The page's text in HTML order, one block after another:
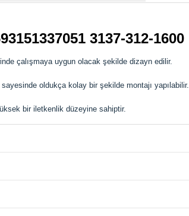
3137-312-1600
çalışmaya uygun olacak şekilde dizayn edilir.
oldukça kolay bir şekilde montajı yapılabilir.
bir iletkenlik düzeyine sahiptir.